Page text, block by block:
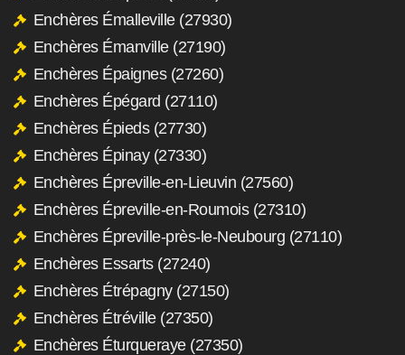
Enchères Émalleville (27930)
Enchères Émanville (27190)
Enchères Épaignes (27260)
Enchères Épégard (27110)
Enchères Épieds (27730)
Enchères Épinay (27330)
Enchères Épreville-en-Lieuvin (27560)
Enchères Épreville-en-Roumois (27310)
Enchères Épreville-près-le-Neubourg (27110)
Enchères Essarts (27240)
Enchères Étrépagny (27150)
Enchères Étréville (27350)
Enchères Éturqueraye (27350)